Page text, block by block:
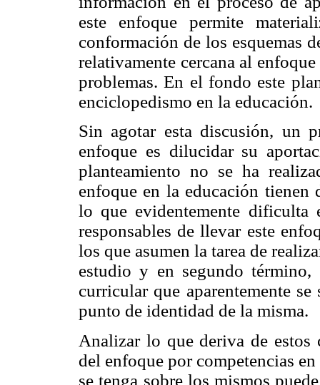
este enfoque permite
conformación de los esquemas
relativamente cercana al
problemas. En el fondo este
enciclopedismo en la educación.
Sin agotar esta discusión, un
enfoque es dilucidar su
planteamiento no se ha
enfoque en la educación tienen
lo que evidentemente dificulta
responsables de llevar este
los que asumen la tarea de
estudio y en segundo término,
curricular que aparentemente
punto de identidad de la misma.
Analizar lo que deriva de estos
del enfoque por competencias
se tenga sobre los mismos